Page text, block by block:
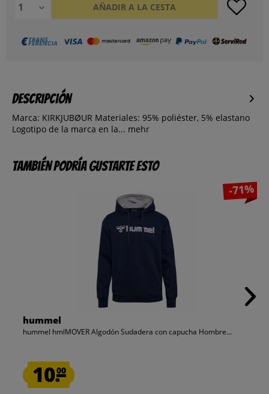
AÑADIR A LA CESTA
Descripción
Marca: KIRKJUBØUR Materiales: 95% poliéster, 5% elastano
Logotipo de la marca en la... mehr
También podría gustarte esto
-71%
hummel
hummel hmlMOVER Algodón Sudadera con capucha Hombre...
10.00